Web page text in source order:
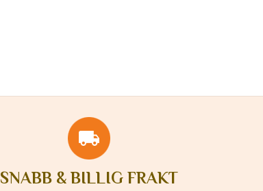
SNABB & BILLIG FRAKT